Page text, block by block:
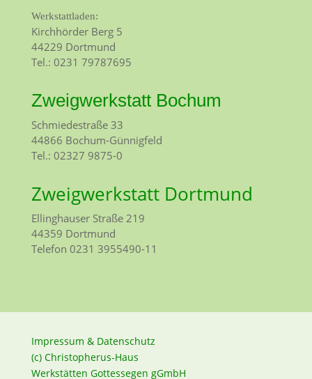
Werkstattladen:
Kirchhörder Berg 5
44229 Dortmund
Tel.: 0231 79787695
Zweigwerkstatt Bochum
Schmiedestraße 33
44866 Bochum-Günnigfeld
Tel.: 02327 9875-0
Zweigwerkstatt Dortmund
Ellinghauser Straße 219
44359 Dortmund
Telefon 0231 3955490-11
Impressum & Datenschutz
(c) Christopherus-Haus
Werkstätten Gottessegen gGmbH